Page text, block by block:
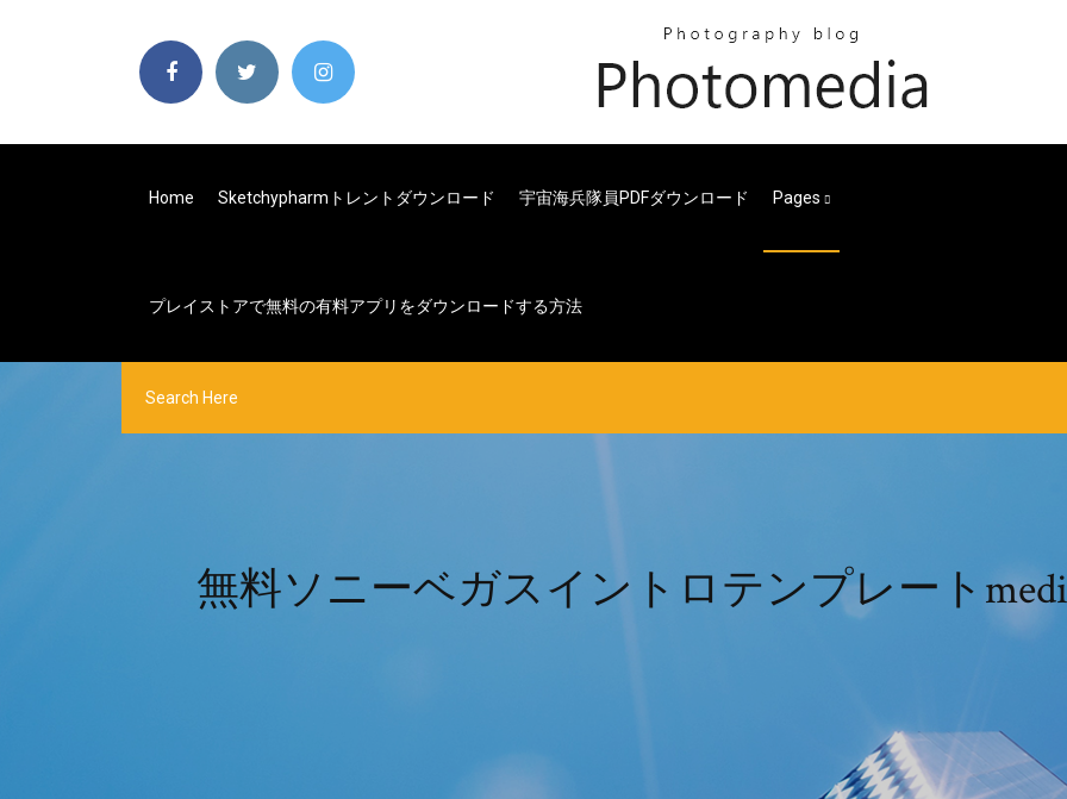
Home Sketchypharmトレントダウンロード 宇宙海兵隊員PDFダウンロード Pages
プレイストアで無料の有料アプリをダウンロードする方法
無料ソニーベガスイントロテンプレート